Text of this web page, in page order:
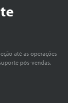
até as operações
pós-vendas.